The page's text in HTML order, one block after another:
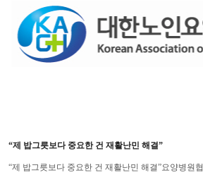
“제 밥그릇보다 중요한 건 재활난민 해결”
“제 밥그릇보다 중요한 건 재활난민 해결”요양병원